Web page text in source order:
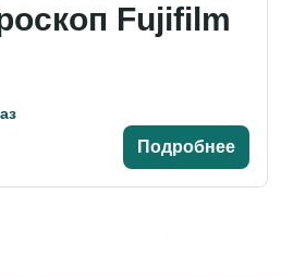
Fujifilm
Подробнее